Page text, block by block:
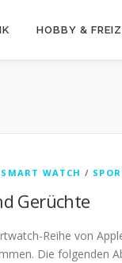
HOBBY &
SMART WATCH /
Gerüchte
Reihe von
Die folgenden